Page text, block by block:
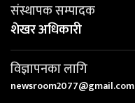
संस्थापक सम्पादक
शेखर अधिकारी
विज्ञापनका लागि
newsroom2077@gmail.com